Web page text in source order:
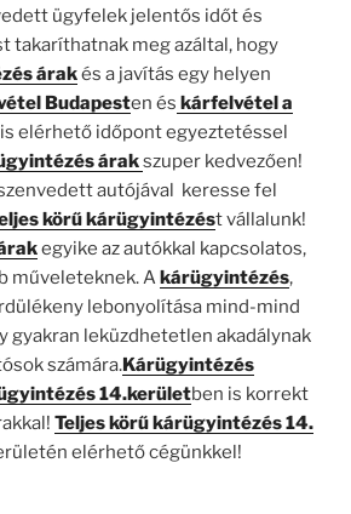
ügyfelek jelentős időt és
takaríthatnak meg azáltal, hogy
árakés a javítás egy helyen
Budapesten és kárfelvétel a
elérhető időpont egyeztetéssel
árakszuper kedvezően!
autójával keresse fel
körű kárügyintézést vállalunk!
egyike az autókkal kapcsolatos,
műveleteknek. Akárügyintézés,
lebonyolítása mind-mind
gyakran leküzdhetetlen akadálynak
számára.Kárügyintézés
14.kerületben is korrekt
Teljes körű kárügyintézés 14.
elérhető cégünkkel!